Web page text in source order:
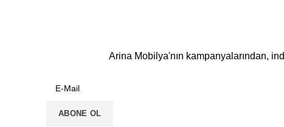
Arina Mobilya'nın kampanyalarından,